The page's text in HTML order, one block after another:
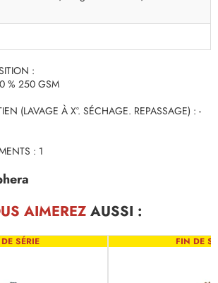
:
% 250 GSM
(LAVAGE À X°. SÉCHAGE. REPASSAGE) : -
: 1
AIMEREZAUSSI :
SÉRIE FIN DE